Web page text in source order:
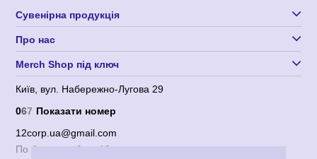
Сувенірна продукція
Про нас
Merch Shop під ключ
Київ, вул. Набережно-Лугова 29
067 Показати номер
12corp.ua@gmail.com
По будням с 9 до 18